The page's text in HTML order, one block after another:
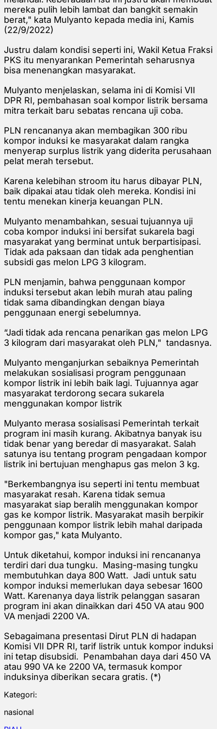
mereka pulih lebih lambat dan bangkit semakin
berat," kata Mulyanto kepada media ini, Kamis
(22/9/2022)
Justru dalam kondisi seperti ini, Wakil Ketua Fraksi
PKS itu menyarankan Pemerintah seharusnya
bisa menenangkan masyarakat.
Mulyanto menjelaskan, selama ini di Komisi VII
DPR RI, pembahasan soal kompor listrik bersama
mitra terkait baru sebatas rencana uji coba.
PLN rencananya akan membagikan 300 ribu
kompor induksi ke masyarakat dalam rangka
menyerap surplus listrik yang diderita perusahaan
pelat merah tersebut.
Karena kelebihan stroom itu harus dibayar PLN,
baik dipakai atau tidak oleh mereka. Kondisi ini
tentu menekan kinerja keuangan PLN.
Mulyanto menambahkan, sesuai tujuannya uji
coba kompor induksi ini bersifat sukarela bagi
masyarakat yang berminat untuk berpartisipasi.
Tidak ada paksaan dan tidak ada penghentian
subsidi gas melon LPG 3 kilogram.
PLN menjamin, bahwa penggunaan kompor
induksi tersebut akan lebih murah atau paling
tidak sama dibandingkan dengan biaya
penggunaan energi sebelumnya.
“Jadi tidak ada rencana penarikan gas melon LPG
3 kilogram dari masyarakat oleh PLN," tandasnya.
Mulyanto menganjurkan sebaiknya Pemerintah
melakukan sosialisasi program penggunaan
kompor listrik ini lebih baik lagi. Tujuannya agar
masyarakat terdorong secara sukarela
menggunakan kompor listrik
Mulyanto merasa sosialisasi Pemerintah terkait
program ini masih kurang. Akibatnya banyak isu
tidak benar yang beredar di masyarakat. Salah
satunya isu tentang program pengadaan kompor
listrik ini bertujuan menghapus gas melon 3 kg.
"Berkembangnya isu seperti ini tentu membuat
masyarakat resah. Karena tidak semua
masyarakat siap beralih menggunakan kompor
gas ke kompor listrik. Masyarakat masih berpikir
penggunaan kompor listrik lebih mahal daripada
kompor gas," kata Mulyanto.
Untuk diketahui, kompor induksi ini rencananya
terdiri dari dua tungku. Masing-masing tungku
membutuhkan daya 800 Watt. Jadi untuk satu
kompor induksi memerlukan daya sebesar 1600
Watt. Karenanya daya listrik pelanggan sasaran
program ini akan dinaikkan dari 450 VA atau 900
VA menjadi 2200 VA.
Sebagaimana presentasi Dirut PLN di hadapan
Komisi VII DPR RI, tarif listrik untuk kompor induksi
ini tetap disubsidi. Penambahan daya dari 450 VA
atau 990 VA ke 2200 VA, termasuk kompor
induksinya diberikan secara gratis. (*)
Kategori:
nasional